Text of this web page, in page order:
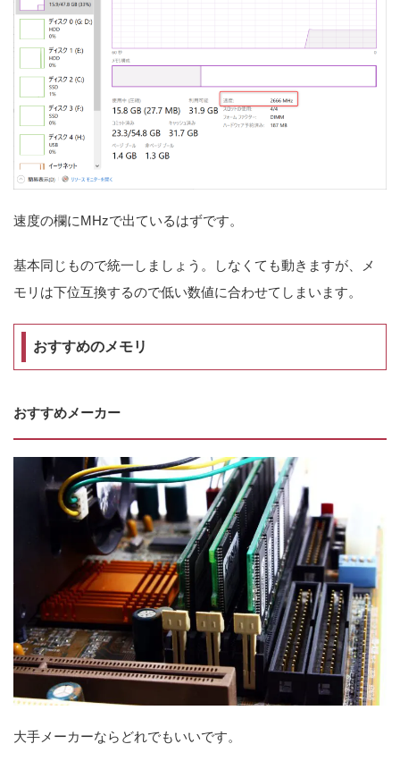
速度の欄にMHzで出ているはずです。
基本同じもので統一しましょう。しなくても動きますが、メ
モリは下位互換するので低い数値に合わせてしまいます。
おすすめのメモリ
おすすめメーカー
大手メーカーならどれでもいいです。